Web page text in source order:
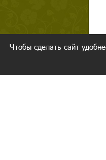
Чтобы сделать сайт